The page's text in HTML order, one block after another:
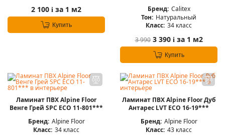
2 100 i за 1 м2
Купить
Бренд: Calitex
Тон: Натуральный
Класс: 34 класс
3 990 3 390 iза 1 м2
Купить
Ламинат ПВХ Alpine Floor
Венге Грей SPC ЕСО 11-801***
Бренд: Alpine Floor
Класс: 34 класс
Ламинат ПВХ Alpine Floor Дуб
Антарес LVT ECO 16-19***
Бренд: Alpine Floor
Класс: 43 класс